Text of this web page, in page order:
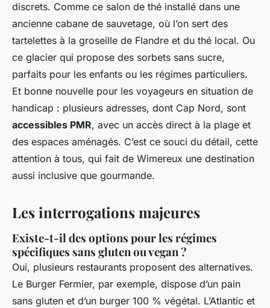
discrets. Comme ce salon de thé installé dans une
ancienne cabane de sauvetage, où l’on sert des
tartelettes à la groseille de Flandre et du thé local. Ou
ce glacier qui propose des sorbets sans sucre,
parfaits pour les enfants ou les régimes particuliers.
Et bonne nouvelle pour les voyageurs en situation de
handicap : plusieurs adresses, dont Cap Nord, sont
accessibles PMR, avec un accès direct à la plage et
des espaces aménagés. C’est ce souci du détail, cette
attention à tous, qui fait de Wimereux une destination
aussi inclusive que gourmande.
Les interrogations majeures
Existe-t-il des options pour les régimes
spécifiques sans gluten ou vegan ?
Oui, plusieurs restaurants proposent des alternatives.
Le Burger Fermier, par exemple, dispose d’un pain
sans gluten et d’un burger 100 % végétal. L’Atlantic et